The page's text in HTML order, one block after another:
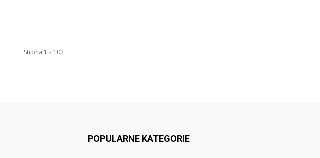
Strona 1 z 102
POPULARNE KATEGORIE